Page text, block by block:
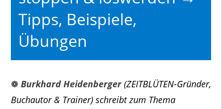
Tipps, Beispiele,
Übungen
❁ Burkhard Heidenberger(ZEITBLÜTEN-Gründer,
Buchautor & Trainer) schreibt zum Thema